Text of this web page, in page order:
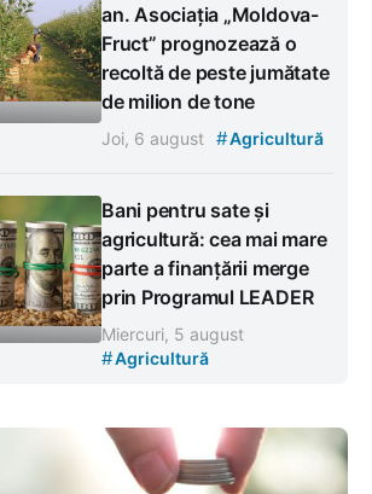
an. Asociația „Moldova-
Fruct” prognozează o
recoltă de peste jumătate
de milion de tone
Joi, 6 august #Agricultură
Bani pentru sate și
agricultură: cea mai mare
parte a finanțării merge
prin Programul LEADER
Miercuri, 5 august
#Agricultură